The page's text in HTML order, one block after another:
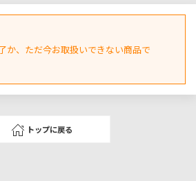
か、ただ今お取扱いできない商品で
トップに戻る